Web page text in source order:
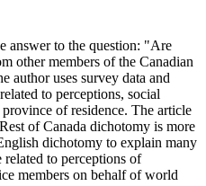
answer to the question: "Are
other members of the Canadian
author uses survey data and
to perceptions, social
of residence. The article
of Canada dichotomy is more
dichotomy to explain many
to perceptions of
members on behalf of world